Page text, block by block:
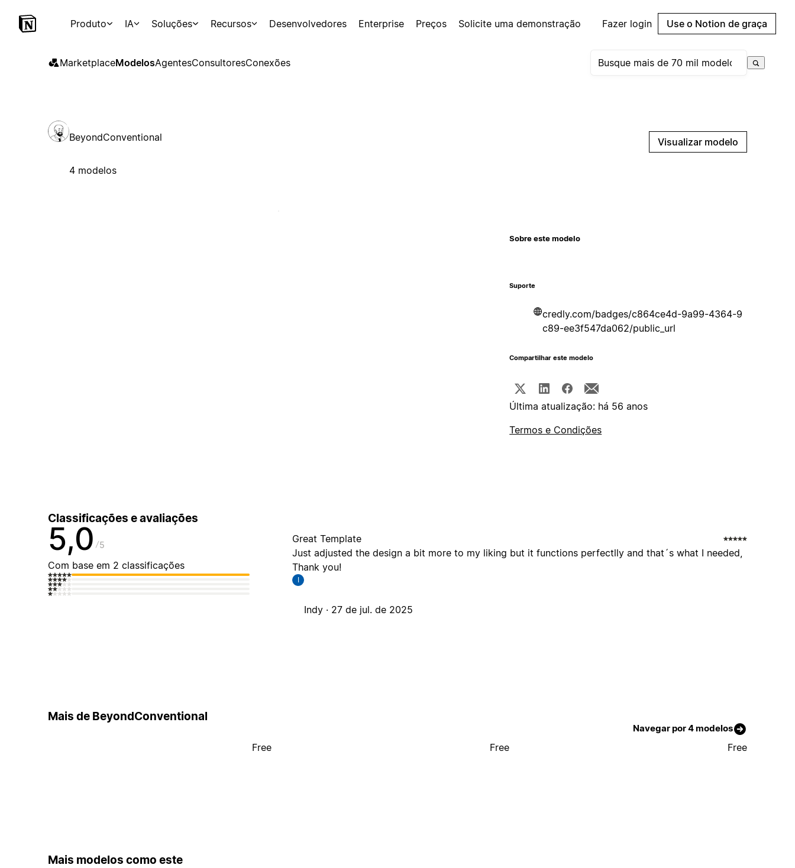
Produto IA Soluções Recursos Desenvolvedores Enterprise Preços Solicite uma demonstração Fazer login Use o Notion de graça
MarketplaceModelosAgentesConsultoresConexões
BeyondConventional
4 modelos
Visualizar modelo
Sobre este modelo
Suporte
credly.com/badges/c864ce4d-9a99-4364-9
c89-ee3f547da062/public_url
Compartilhar este modelo
Última atualização: há 56 anos
Termos e Condições
Classificações e avaliações
5,0 5
Com base em 2 classificações
Great Template
Just adjusted the design a bit more to my liking but it functions perfectlly and that´s what I needed,
Thank you!
I
Indy · 27 de jul. de 2025
Mais de BeyondConventional
Navegar por 4 modelos
Free Free Free
Mais modelos como este